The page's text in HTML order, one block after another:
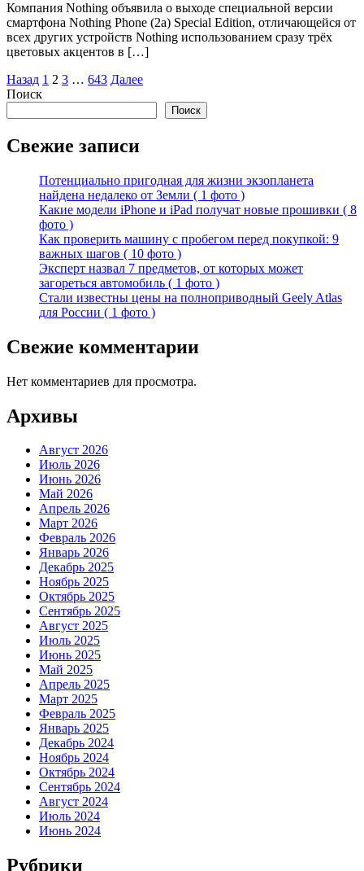
Компания Nothing объявила о выходе специальной версии
смартфона Nothing Phone (2a) Special Edition, отличающейся от
всех других устройств Nothing использованием сразу трёх
цветовых акцентов в […]
Пагинация
записей
Назад 1 2 3 … 643 Далее
Поиск
Поиск
Свежие записи
Потенциально пригодная для жизни экзопланета
найдена недалеко от Земли ( 1 фото )
Какие модели iPhone и iPad получат новые прошивки ( 8
фото )
Как проверить машину с пробегом перед покупкой: 9
важных шагов ( 10 фото )
Эксперт назвал 7 предметов, от которых может
загореться автомобиль ( 1 фото )
Стали известны цены на полноприводный Geely Atlas
для России ( 1 фото )
Свежие комментарии
Нет комментариев для просмотра.
Архивы
Август 2026
Июль 2026
Июнь 2026
Май 2026
Апрель 2026
Март 2026
Февраль 2026
Январь 2026
Декабрь 2025
Ноябрь 2025
Октябрь 2025
Сентябрь 2025
Август 2025
Июль 2025
Июнь 2025
Май 2025
Апрель 2025
Март 2025
Февраль 2025
Январь 2025
Декабрь 2024
Ноябрь 2024
Октябрь 2024
Сентябрь 2024
Август 2024
Июль 2024
Июнь 2024
Рубрики